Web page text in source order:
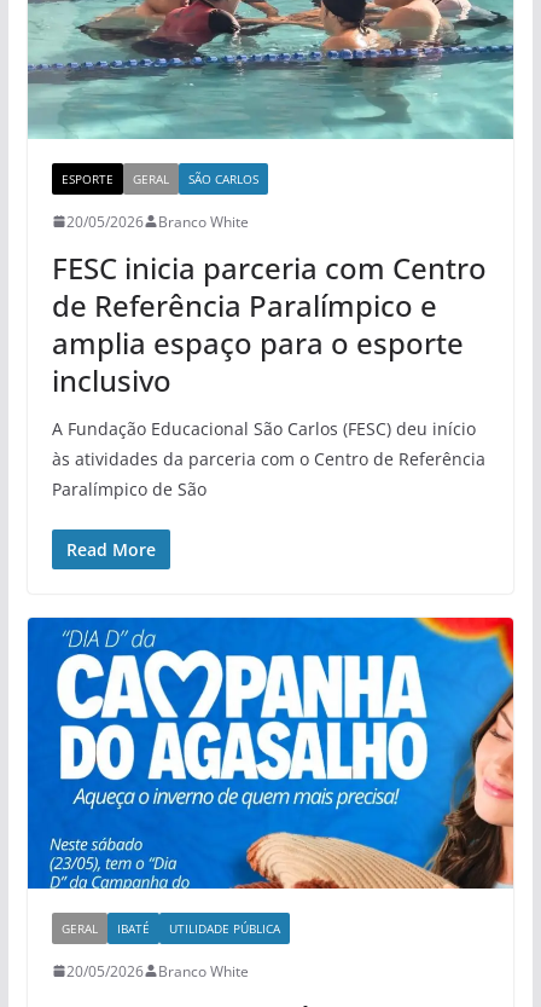
ESPORTE GERAL SÃO CARLOS
20/05/2026 Branco White
FESC inicia parceria com Centro
de Referência Paralímpico e
amplia espaço para o esporte
inclusivo
A Fundação Educacional São Carlos (FESC) deu início
às atividades da parceria com o Centro de Referência
Paralímpico de São
Read More
GERAL IBATÉ UTILIDADE PÚBLICA
20/05/2026 Branco White